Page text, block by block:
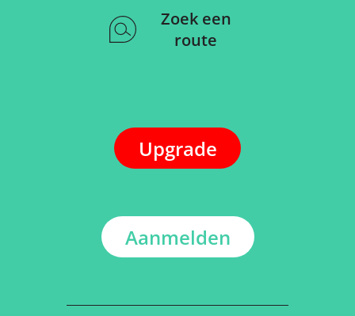
Zoek een
route
Upgrade
Aanmelden